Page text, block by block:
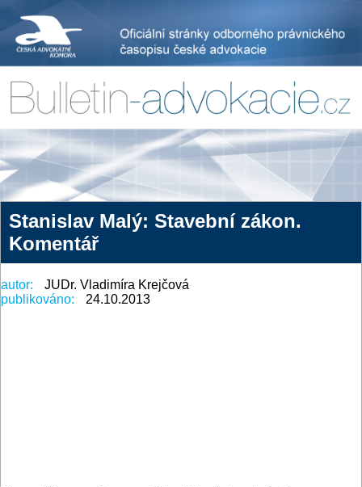
Stanislav Malý: Stavební zákon.
Komentář
autor:
JUDr. Vladimíra Krejčová
publikováno:
24.10.2013